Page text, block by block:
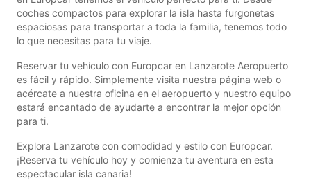
coches compactos para explorar la isla hasta furgonetas
espaciosas para transportar a toda la familia, tenemos todo
lo que necesitas para tu viaje.
Reservar tu vehículo con Europcar en Lanzarote Aeropuerto
es fácil y rápido. Simplemente visita nuestra página web o
acércate a nuestra oficina en el aeropuerto y nuestro equipo
estará encantado de ayudarte a encontrar la mejor opción
para ti.
Explora Lanzarote con comodidad y estilo con Europcar.
¡Reserva tu vehículo hoy y comienza tu aventura en esta
espectacular isla canaria!